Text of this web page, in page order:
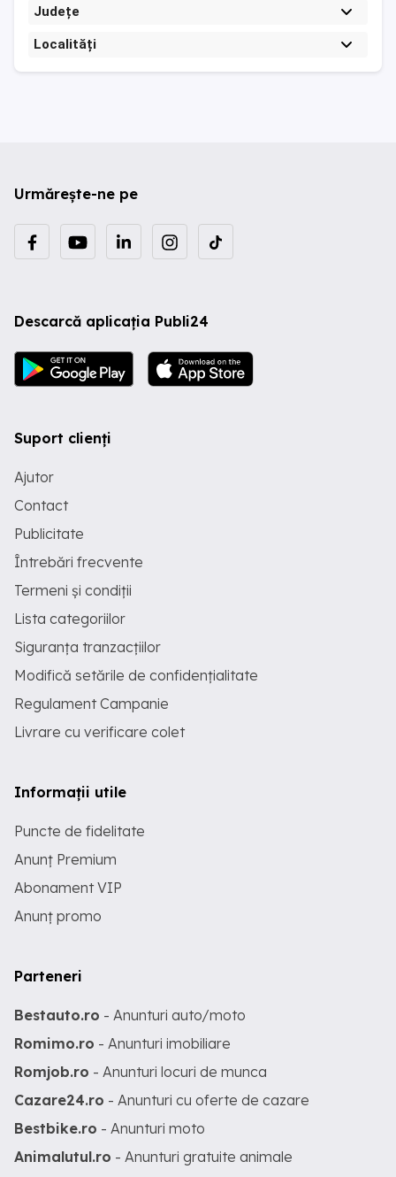
Județe
Localități
Urmărește-ne pe
Descarcă aplicația Publi24
Suport clienți
Ajutor
Contact
Publicitate
Întrebări frecvente
Termeni și condiții
Lista categoriilor
Siguranța tranzacțiilor
Modifică setările de confidențialitate
Regulament Campanie
Livrare cu verificare colet
Informații utile
Puncte de fidelitate
Anunț Premium
Abonament VIP
Anunț promo
Parteneri
Bestauto.ro - Anunturi auto/moto
Romimo.ro - Anunturi imobiliare
Romjob.ro - Anunturi locuri de munca
Cazare24.ro - Anunturi cu oferte de cazare
Bestbike.ro - Anunturi moto
Animalutul.ro - Anunturi gratuite animale